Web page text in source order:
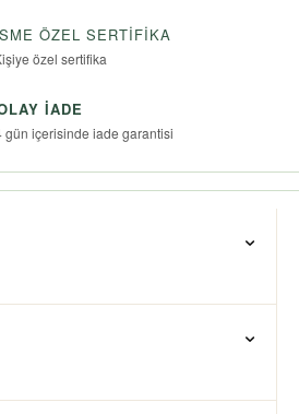
ÖZEL SERTIFIKA
özel sertifika
İADE
gün içerisinde iade garantisi